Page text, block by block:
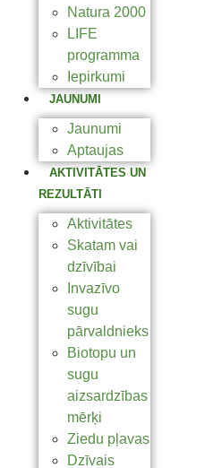
Natura 2000
LIFE
programma
Iepirkumi
JAUNUMI
Jaunumi
Aptaujas
AKTIVITĀTES UN
REZULTĀTI
Aktivitātes
Skatam vai
dzīvībai
Invazīvo
sugu
pārvaldnieks
Biotopu un
sugu
aizsardzības
mērķi
Ziedu pļavas
Dzīvais